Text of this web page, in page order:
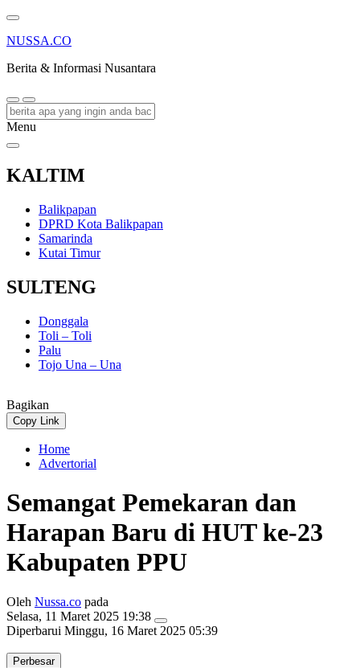
NUSSA.CO
Berita & Informasi Nusantara
Menu
KALTIM
Balikpapan
DPRD Kota Balikpapan
Samarinda
Kutai Timur
SULTENG
Donggala
Toli – Toli
Palu
Tojo Una – Una
Bagikan
Copy Link
Home
Advertorial
Semangat Pemekaran dan
Harapan Baru di HUT ke-23
Kabupaten PPU
Oleh Nussa.co pada
Selasa, 11 Maret 2025 19:38
Diperbarui Minggu, 16 Maret 2025 05:39
Perbesar